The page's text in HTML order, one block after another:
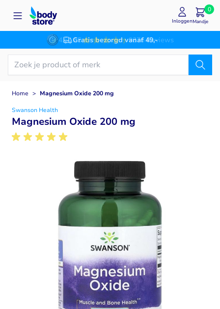
Ga naar de inhoud
Gratis bezorgd vanaf 49,-
InloggenMandje
0
Home > Magnesium Oxide 200 mg
Swanson Health
Magnesium Oxide 200 mg
Click to view image in fullscreen